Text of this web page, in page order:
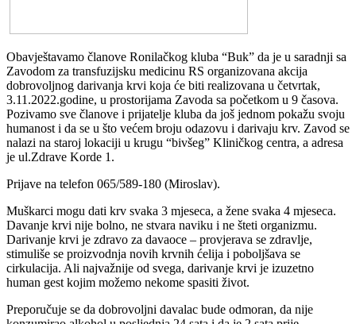
Obavještavamo članove Ronilačkog kluba “Buk” da je u saradnji sa
Zavodom za transfuzijsku medicinu RS organizovana akcija
dobrovoljnog darivanja krvi koja će biti realizovana u četvrtak,
3.11.2022.godine, u prostorijama Zavoda sa početkom u 9 časova.
Pozivamo sve članove i prijatelje kluba da još jednom pokažu svoju
humanost i da se u što većem broju odazovu i darivaju krv. Zavod se
nalazi na staroj lokaciji u krugu “bivšeg” Kliničkog centra, a adresa
je ul.Zdrave Korde 1.
Prijave na telefon 065/589-180 (Miroslav).
Muškarci mogu dati krv svaka 3 mjeseca, a žene svaka 4 mjeseca.
Davanje krvi nije bolno, ne stvara naviku i ne šteti organizmu.
Darivanje krvi je zdravo za davaoce – provjerava se zdravlje,
stimuliše se proizvodnja novih krvnih ćelija i poboljšava se
cirkulacija. Ali najvažnije od svega, darivanje krvi je izuzetno
human gest kojim možemo nekome spasiti život.
Preporučuje se da dobrovoljni davalac bude odmoran, da nije